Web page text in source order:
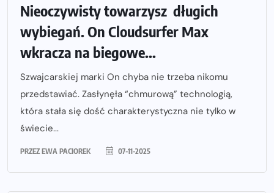
Nieoczywisty towarzysz długich
wybiegań. On Cloudsurfer Max
wkracza na biegowe...
Szwajcarskiej marki On chyba nie trzeba nikomu
przedstawiać. Zasłynęła “chmurową” technologią,
która stała się dość charakterystyczna nie tylko w
świecie...
PRZEZ EWA PACIOREK 07-11-2025